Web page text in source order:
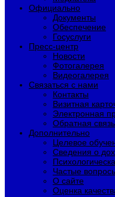
Официально
Документы
Обеспечение
Госуслуги
Пресс-центр
Новости
Фотогалерея
Видеогалерея
Связаться с нами
Контакты
Визитная
Электронная
Обратная связь
Дополнительно
Целевое
Сведения о
Частые
О сайте
Оценка